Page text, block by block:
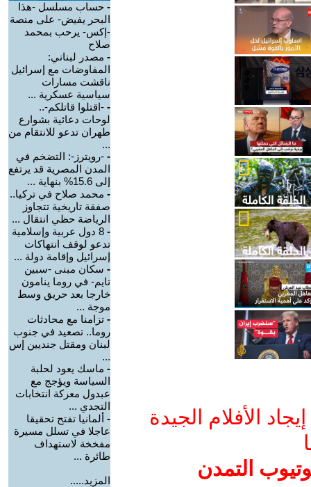
الأفلام الجيدة
التمدن
- حساب مسلسل -هذا
البحر يفيض- على منصة
-إكس- يرحب بمحمد
صلاح
- مصدر لبناني:
المفاوضات مع إسرائيل
ناقشت مسارات
سياسية عسكرية ...
- -اقتلوا قاتلكم-..
لوحات دعائية بشوارع
طهران تدعو للانتقام من
...
- -رويترز-: التضخم في
المدن المصرية قد يرتفع
إلى 15.6% بنهاية ...
- محمد صلاح في تركيا..
صفقة تاريخية تتجاوز
الرياضة حظي انتقال ...
-
8 دول عربية وإسلامية
تدعو لوقف انتهاكات
إسرائيل وإقامة دولة ...
- سكان مبنى -سبين
تايم- في روما ينامون
خارجا بعد حريق وسط
موجة ...
- تزامنا مع محادثات
روما.. تصعيد في جنوب
لبنان ومقتل جنديين إس
...
- ماسك يعود لحلبة
السياسة ويؤجج مع
عبدول معركة انتخابات
التجدي ...
- ألمانيا تفتح تحقيقا
عاجلا في تسلل مسيرة
مفخخة لاستهداف
طائرة ...
المزيد.....